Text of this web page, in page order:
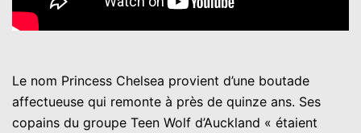
Le nom Princess Chelsea provient d’une boutade
affectueuse qui remonte à près de quinze ans. Ses
copains du groupe Teen Wolf d’Auckland « étaient